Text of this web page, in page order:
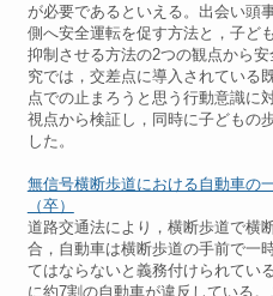
が必要であるといえる。出会い頭
側へ安全運転を促す方法と，子ど
抑制させる方法の2つの観点から
究では，交差点に導入されている
点での止まろうと思う行動意識に
視点から検証し，同時に子どもの
した。
無信号横断歩道における自動車の
（卒）
道路交通法により，横断歩道で横
合，自動車は横断歩道の手前で一
てはならないと義務付けられてい
に約7割の自動車が違反している